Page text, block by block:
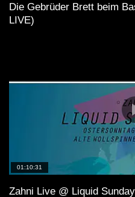
Die Gebrüder Brett beim
LIVE)
01:10:31
Zahni Live @ Liquid